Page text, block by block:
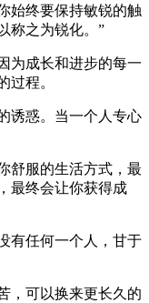
始终要保持敏锐的触
称之为锐化。”
为成长和进步的每一
过程。
诱惑。当一个人专心
舒服的生活方式，最
最终会让你获得成
有任何一个人，甘于
，可以换来更长久的